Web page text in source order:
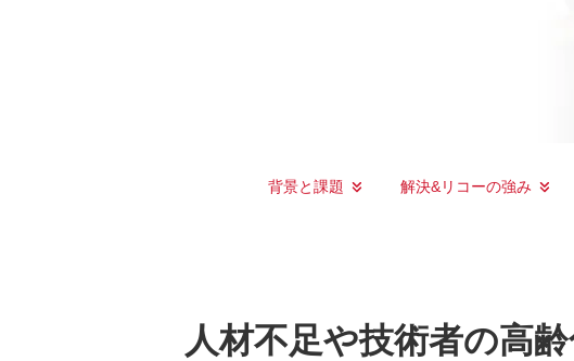
背景と課題 解決&リコーの強み
人材不足や技術者の高